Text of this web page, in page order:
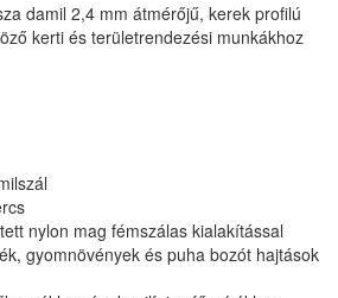
damil 2,4 mm átmérőjű, kerek profilú
kerti és területrendezési munkákhoz
nylon mag fémszálas kialakítással
gyomnövények és puha bozót hajtások